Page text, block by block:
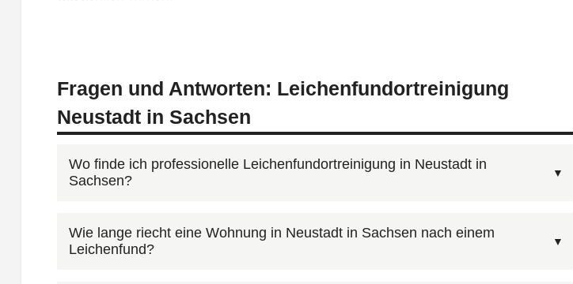
Fragen und Antworten: Leichenfundortreinigung
Neustadt in Sachsen
Wo finde ich professionelle Leichenfundortreinigung in Neustadt in
Sachsen?
Unter0800 6003005 erreichen Sie unsere Disponenten — kostenlos, 24
Stunden am Tag. Schildern Sie den Umfang der Leichenfundortreinigung in
Wie lange riecht eine Wohnung in Neustadt in Sachsen nach einem
Leichenfund?